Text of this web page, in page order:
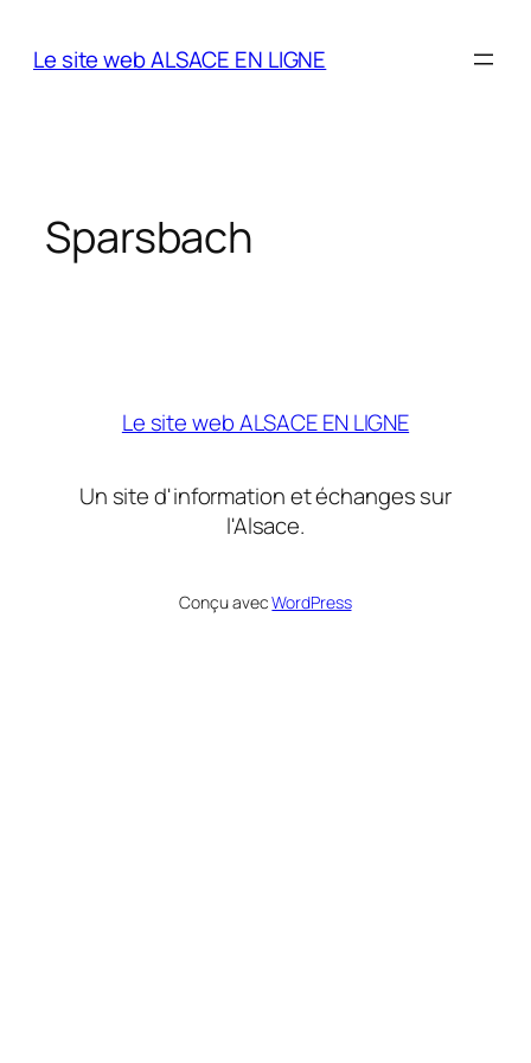
Le site web ALSACE EN LIGNE
Sparsbach
Le site web ALSACE EN LIGNE
Un site d'information et échanges sur
l'Alsace.
Conçu avecWordPress